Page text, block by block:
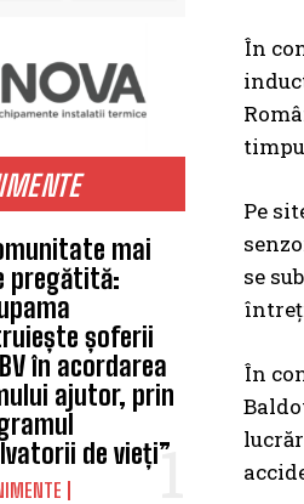
mai
pregătită:
șoferii
în acordarea
ajutor, prin
de vieți”
În
Pe
se
În